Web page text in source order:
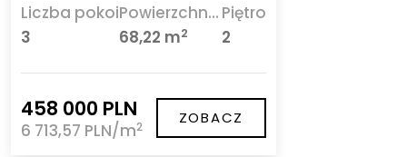
Liczba pokoi
3
Powierzchnia
68,22 m2
Piętro
2
458 000 PLN
6 713,57 PLN/m2 ZOBACZ